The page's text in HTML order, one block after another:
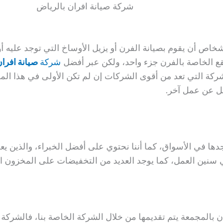
شركة صيانة افران بالرياض
أن يقوم بصيانة الفرن أو يزيل الأوساخ التي توجد عليه
الخاصة بالفرن جزء واحد، ولكن عبر أفضل شركة صيانة
التي تعد من أقوى الشركات إن لم تكن الأولى في هذا
عن عمل آخر.
في الأسواق، كما أننا نحتوي على أفضل الخبراء،
سنين العمل، كما يوجد العديد من التخفيضات على
بالمجمعة يتم تقديمها من خلال الشركة الخاصة بنا،